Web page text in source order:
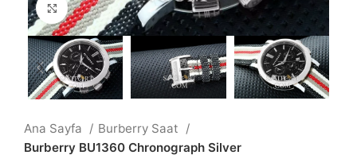
Büyütmek için tıklayın
Ana Sayfa
Burberry Saat
Burberry BU1360 Chronograph Silver